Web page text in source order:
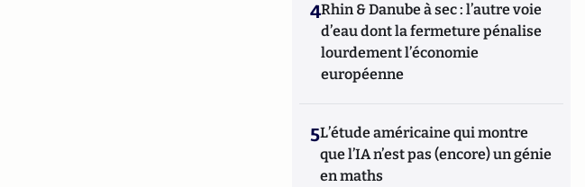
4Rhin & Danube à sec : l’autre voie
d’eau dont la fermeture pénalise
lourdement l’économie
européenne
5L’étude américaine qui montre
que l’IA n’est pas (encore) un génie
en maths